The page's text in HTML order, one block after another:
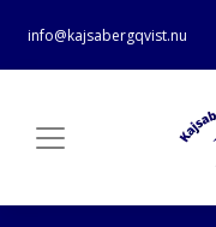
info@kajsabergqvist.nu